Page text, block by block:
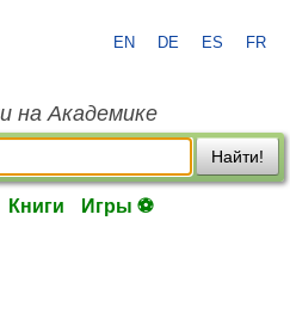
EN DE ES FR
на Академике
Найти!
Книги Игры ⚽